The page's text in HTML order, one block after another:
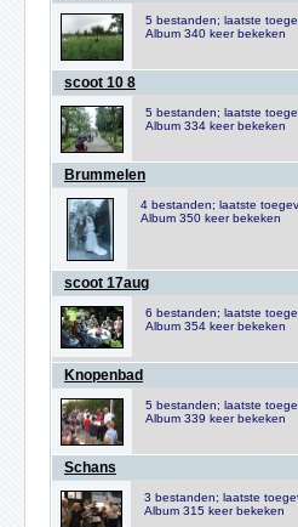
5 bestanden; laatste
Album 340 keer bekeken
scoot 10 8
5 bestanden; laatste
Album 334 keer bekeken
Brummelen
4 bestanden; laatste
Album 350 keer bekeken
scoot 17aug
6 bestanden; laatste
Album 354 keer bekeken
Knopenbad
5 bestanden; laatste
Album 339 keer bekeken
Schans
3 bestanden; laatste
Album 315 keer bekeken